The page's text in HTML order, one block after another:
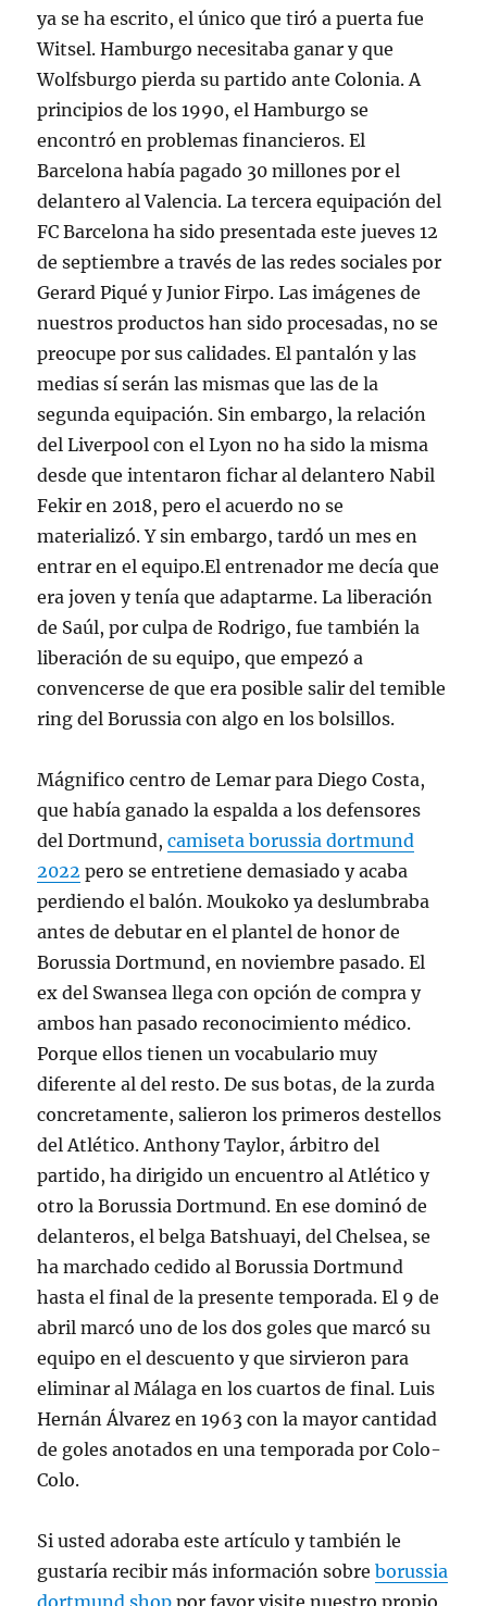
ya se ha escrito, el único que tiró a puerta fue
Witsel. Hamburgo necesitaba ganar y que
Wolfsburgo pierda su partido ante Colonia. A
principios de los 1990, el Hamburgo se
encontró en problemas financieros. El
Barcelona había pagado 30 millones por el
delantero al Valencia. La tercera equipación del
FC Barcelona ha sido presentada este jueves 12
de septiembre a través de las redes sociales por
Gerard Piqué y Junior Firpo. Las imágenes de
nuestros productos han sido procesadas, no se
preocupe por sus calidades. El pantalón y las
medias sí serán las mismas que las de la
segunda equipación. Sin embargo, la relación
del Liverpool con el Lyon no ha sido la misma
desde que intentaron fichar al delantero Nabil
Fekir en 2018, pero el acuerdo no se
materializó. Y sin embargo, tardó un mes en
entrar en el equipo.El entrenador me decía que
era joven y tenía que adaptarme. La liberación
de Saúl, por culpa de Rodrigo, fue también la
liberación de su equipo, que empezó a
convencerse de que era posible salir del temible
ring del Borussia con algo en los bolsillos.
Mágnifico centro de Lemar para Diego Costa,
que había ganado la espalda a los defensores
del Dortmund,camiseta borussia dortmund
2022 pero se entretiene demasiado y acaba
perdiendo el balón. Moukoko ya deslumbraba
antes de debutar en el plantel de honor de
Borussia Dortmund, en noviembre pasado. El
ex del Swansea llega con opción de compra y
ambos han pasado reconocimiento médico.
Porque ellos tienen un vocabulario muy
diferente al del resto. De sus botas, de la zurda
concretamente, salieron los primeros destellos
del Atlético. Anthony Taylor, árbitro del
partido, ha dirigido un encuentro al Atlético y
otro la Borussia Dortmund. En ese dominó de
delanteros, el belga Batshuayi, del Chelsea, se
ha marchado cedido al Borussia Dortmund
hasta el final de la presente temporada. El 9 de
abril marcó uno de los dos goles que marcó su
equipo en el descuento y que sirvieron para
eliminar al Málaga en los cuartos de final. Luis
Hernán Álvarez en 1963 con la mayor cantidad
de goles anotados en una temporada por Colo-
Colo.
Si usted adoraba este artículo y también le
gustaría recibir más información sobreborussia
dortmund shop por favor visite nuestro propio